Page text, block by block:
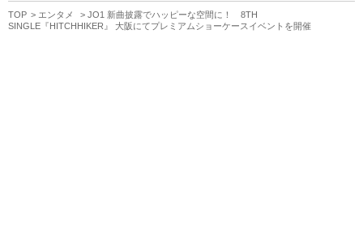
TOP エンタメ
JO1 新曲披露でハッピーな空間に！ 8TH
SINGLE『HITCHHIKER』 大阪にてプレミアムショーケースイベントを開催